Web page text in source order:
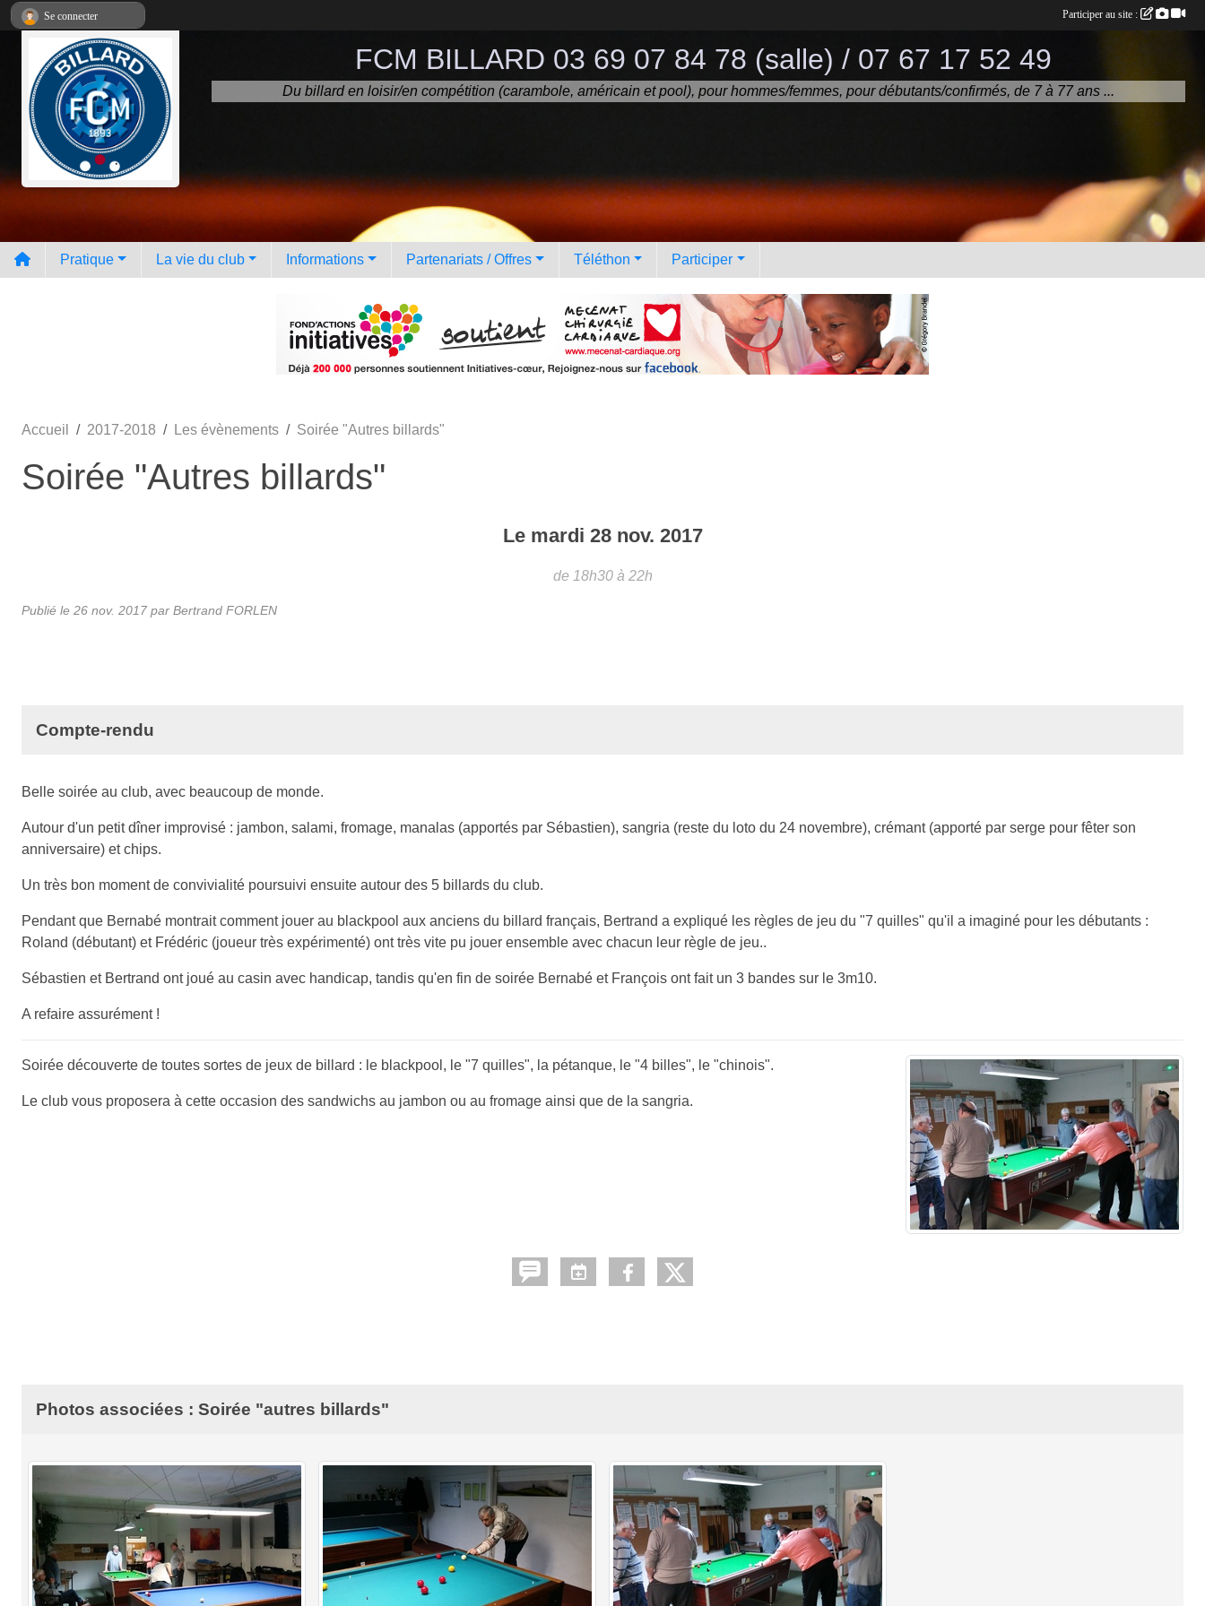
FCM BILLARD 03 69 07 84 78 (salle) / 07 67 17 52 49
Du billard en loisir/en compétition (carambole, américain et pool), pour hommes/femmes, pour débutants/confirmés, de 7 à 77 ans ...
Pratique La vie du club Informations Partenariats / Offres Téléthon Participer
Accueil 2017-2018 Les évènements Soirée "Autres billards"
Soirée "Autres billards"
Le mardi 28 nov. 2017
de 18h30 à 22h
Publié le 26 nov. 2017 par Bertrand FORLEN
Compte-rendu
Belle soirée au club, avec beaucoup de monde.
Autour d'un petit dîner improvisé : jambon, salami, fromage, manalas (apportés par Sébastien), sangria (reste du loto du 24 novembre), crémant (apporté par serge pour fêter son
anniversaire) et chips.
Un très bon moment de convivialité poursuivi ensuite autour des 5 billards du club.
Pendant que Bernabé montrait comment jouer au blackpool aux anciens du billard français, Bertrand a expliqué les règles de jeu du "7 quilles" qu'il a imaginé pour les débutants :
Roland (débutant) et Frédéric (joueur très expérimenté) ont très vite pu jouer ensemble avec chacun leur règle de jeu..
Sébastien et Bertrand ont joué au casin avec handicap, tandis qu'en fin de soirée Bernabé et François ont fait un 3 bandes sur le 3m10.
A refaire assurément !
Soirée découverte de toutes sortes de jeux de billard : le blackpool, le "7 quilles", la pétanque, le "4 billes", le "chinois".
Le club vous proposera à cette occasion des sandwichs au jambon ou au fromage ainsi que de la sangria.
Photos associées : Soirée "autres billards"
Se connecter Participer au site :
Panneau de gestion des cookies